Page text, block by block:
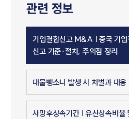
뉴스레터/브로
세미나
대륜법률상
대륜법률상담
집단소송 신
법률 서비스 피해
관련 정보
기업결합신고 M&A | 중국 기업
신고 기준·절차, 주의점 정리
대물뺑소니 발생 시 처벌과 대응
사망후상속기간 | 유산상속비율